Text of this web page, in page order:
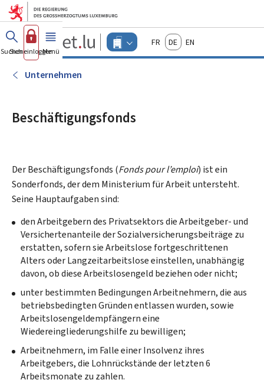
Zum Hauptmenü
Zum Inhalt
Guichet.lu
Changer
d'espace
FrançaisDeutschEnglish
Suchen
Sich einloggen
Menü Haupt-
Unternehmen
Beschäftigungsfonds
Der Beschäftigungsfonds (Fonds pour l’emploi) ist ein
Sonderfonds, der dem Ministerium für Arbeit untersteht.
Seine Hauptaufgaben sind:
den Arbeitgebern des Privatsektors die Arbeitgeber- und
Versichertenanteile der Sozialversicherungsbeiträge zu
erstatten, sofern sie Arbeitslose fortgeschrittenen
Alters oder Langzeitarbeitslose einstellen, unabhängig
davon, ob diese Arbeitslosengeld beziehen oder nicht;
unter bestimmten Bedingungen Arbeitnehmern, die aus
betriebsbedingten Gründen entlassen wurden, sowie
Arbeitslosengeldempfängern eine
Wiedereingliederungshilfe zu bewilligen;
Arbeitnehmern, im Falle einer Insolvenz ihres
Arbeitgebers, die Lohnrückstände der letzten 6
Arbeitsmonate zu zahlen.